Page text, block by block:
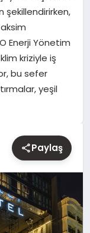
Enerji Yönetim
kriziyle iş
bu sefer
yeşil
Paylaş